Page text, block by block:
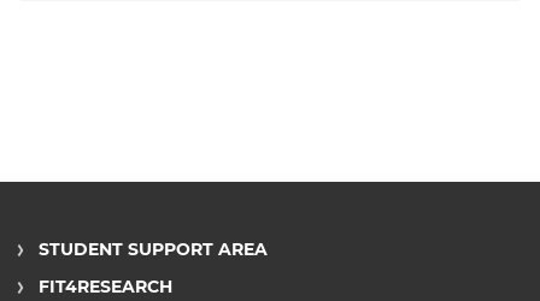
STUDENT SUPPORT AREA
FIT4RESEARCH